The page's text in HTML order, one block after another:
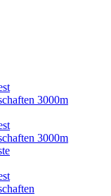
3000m
3000m